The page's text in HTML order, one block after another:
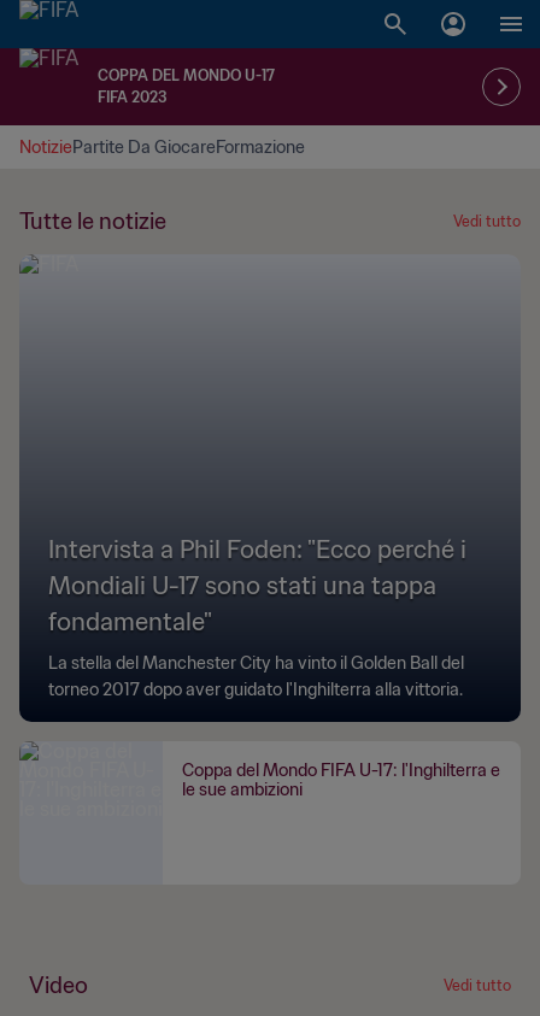
COPPA DEL MONDO U-17
FIFA 2023
NotiziePartite Da GiocareFormazione
Tutte le notizie Vedi tutto
Intervista a Phil Foden: "Ecco perché i
Mondiali U-17 sono stati una tappa
fondamentale"
La stella del Manchester City ha vinto il Golden Ball del
torneo 2017 dopo aver guidato l'Inghilterra alla vittoria.
Coppa del Mondo FIFA U-17: l'Inghilterra e
le sue ambizioni
Video Vedi tutto